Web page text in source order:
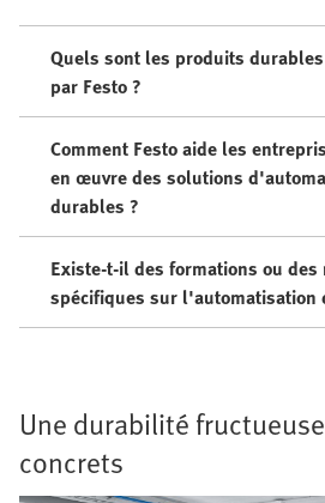
Quels sont les produits
par Festo ?
Comment Festo aide les
en œuvre des solutions
durables ?
Existe-t-il des formations ou des
spécifiques sur l'automatisation
Une durabilité
concrets